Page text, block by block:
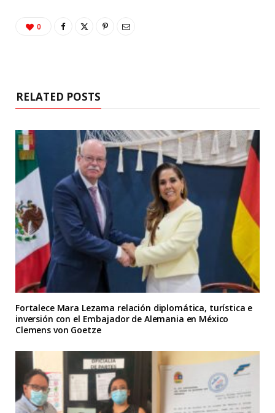
0
RELATED POSTS
Fortalece Mara Lezama relación diplomática, turística e
inversión con el Embajador de Alemania en México
Clemens von Goetze